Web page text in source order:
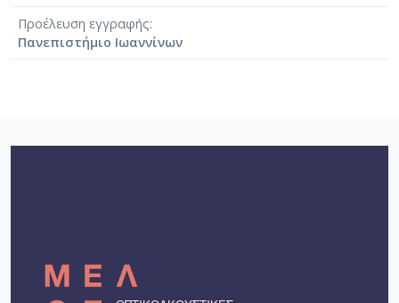
Προέλευση εγγραφής
Πανεπιστήμιο Ιωαννίνων